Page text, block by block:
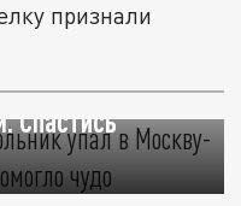
признали
упал в
Спастись